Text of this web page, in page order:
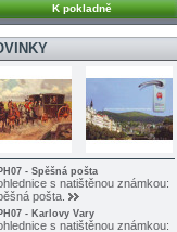
K pokladně
- Spěšná pošta
s natištěnou známkou:
pošta.
- Karlovy Vary
s natištěnou známkou: